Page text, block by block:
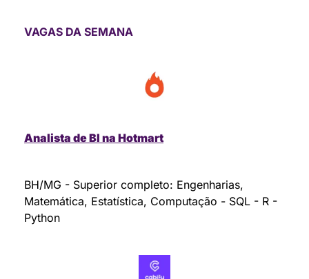
VAGAS DA SEMANA
Analista de BI na Hotmart
BH/MG - Superior completo: Engenharias,
Matemática, Estatística, Computação - SQL - R -
Python